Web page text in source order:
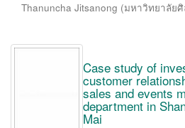
Thanuncha Jitsanong (มหาวิทยาลัย
Case study of
customer
sales and events
department in
Mai